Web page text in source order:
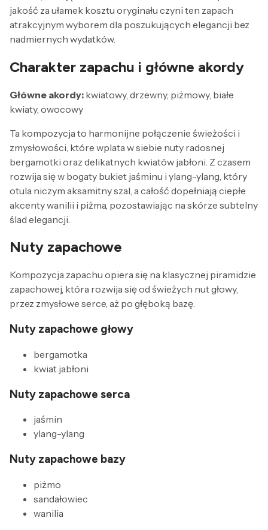
jakość za ułamek kosztu oryginału czyni ten zapach
atrakcyjnym wyborem dla poszukujących elegancji bez
nadmiernych wydatków.
Charakter zapachu i główne akordy
Główne akordy: kwiatowy, drzewny, piżmowy, białe
kwiaty, owocowy
Ta kompozycja to harmonijne połączenie świeżości i
zmysłowości, które wplata w siebie nuty radosnej
bergamotki oraz delikatnych kwiatów jabłoni. Z czasem
rozwija się w bogaty bukiet jaśminu i ylang-ylang, który
otula niczym aksamitny szal, a całość dopełniają ciepłe
akcenty wanilii i piżma, pozostawiając na skórze subtelny
ślad elegancji.
Nuty zapachowe
Kompozycja zapachu opiera się na klasycznej piramidzie
zapachowej, która rozwija się od świeżych nut głowy,
przez zmysłowe serce, aż po głęboką bazę.
Nuty zapachowe głowy
bergamotka
kwiat jabłoni
Nuty zapachowe serca
jaśmin
ylang-ylang
Nuty zapachowe bazy
piżmo
sandałowiec
wanilia